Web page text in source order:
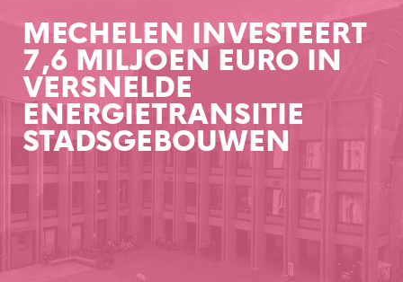
MECHELEN INVESTEERT
7,6 MILJOEN EURO IN
VERSNELDE
ENERGIETRANSITIE
STADSGEBOUWEN